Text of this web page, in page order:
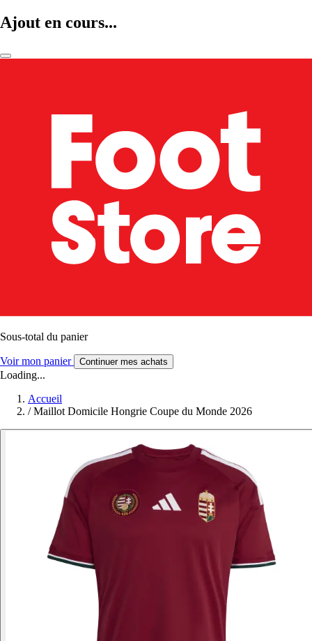
Ajout en cours...
Sous-total du panier
Voir mon panier Continuer mes achats
Loading...
Accueil
/ Maillot Domicile Hongrie Coupe du Monde 2026